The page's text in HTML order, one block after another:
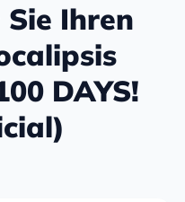
Ihren
DAYS!